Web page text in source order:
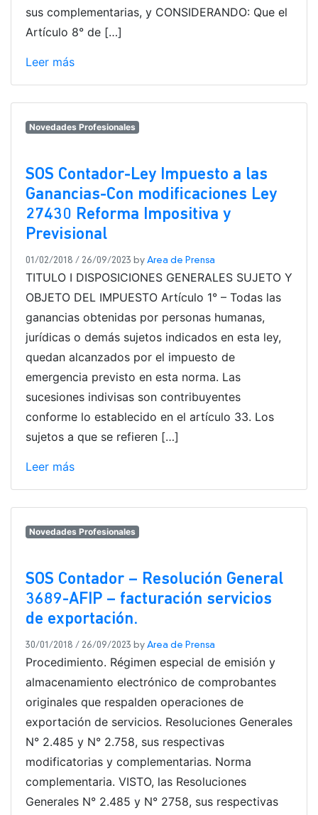
sus complementarias, y CONSIDERANDO: Que el
Artículo 8° de […]
Leer más
Novedades Profesionales
SOS Contador-Ley Impuesto a las
Ganancias-Con modificaciones Ley
27430 Reforma Impositiva y
Previsional
01/02/2018 / 26/09/2023 by Area de Prensa
TITULO I DISPOSICIONES GENERALES SUJETO Y
OBJETO DEL IMPUESTO Artículo 1° – Todas las
ganancias obtenidas por personas humanas,
jurídicas o demás sujetos indicados en esta ley,
quedan alcanzados por el impuesto de
emergencia previsto en esta norma. Las
sucesiones indivisas son contribuyentes
conforme lo establecido en el artículo 33. Los
sujetos a que se refieren […]
Leer más
Novedades Profesionales
SOS Contador – Resolución General
3689-AFIP – facturación servicios
de exportación.
30/01/2018 / 26/09/2023 by Area de Prensa
Procedimiento. Régimen especial de emisión y
almacenamiento electrónico de comprobantes
originales que respalden operaciones de
exportación de servicios. Resoluciones Generales
N° 2.485 y N° 2.758, sus respectivas
modificatorias y complementarias. Norma
complementaria. VISTO, las Resoluciones
Generales N° 2.485 y N° 2758, sus respectivas